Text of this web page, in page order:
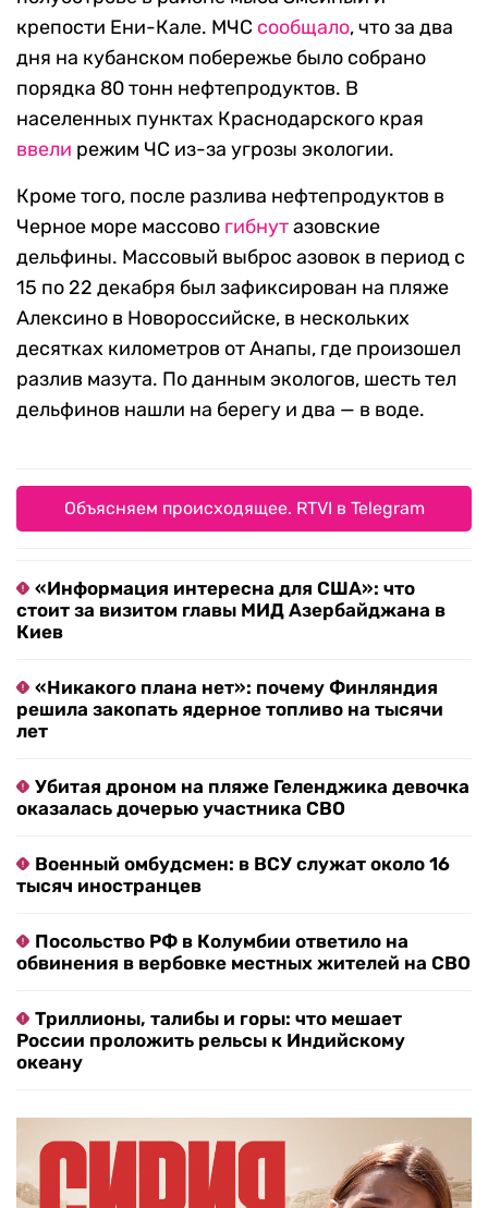
крепости Ени-Кале. МЧС сообщало, что за два
дня на кубанском побережье было собрано
порядка 80 тонн нефтепродуктов. В
населенных пунктах Краснодарского края
ввели режим ЧС из-за угрозы экологии.
Кроме того, после разлива нефтепродуктов в
Черное море массово гибнутазовские
дельфины. Массовый выброс азовок в период с
15 по 22 декабря был зафиксирован на пляже
Алексино в Новороссийске, в нескольких
десятках километров от Анапы, где произошел
разлив мазута. По данным экологов, шесть тел
дельфинов нашли на берегу и два — в воде.
Объясняем происходящее. RTVI в Telegram
«Информация интересна для США»: что
стоит за визитом главы МИД Азербайджана в
Киев
«Никакого плана нет»: почему Финляндия
решила закопать ядерное топливо на тысячи
лет
Убитая дроном на пляже Геленджика девочка
оказалась дочерью участника СВО
Военный омбудсмен: в ВСУ служат около 16
тысяч иностранцев
Посольство РФ в Колумбии ответило на
обвинения в вербовке местных жителей на СВО
Триллионы, талибы и горы: что мешает
России проложить рельсы к Индийскому
океану